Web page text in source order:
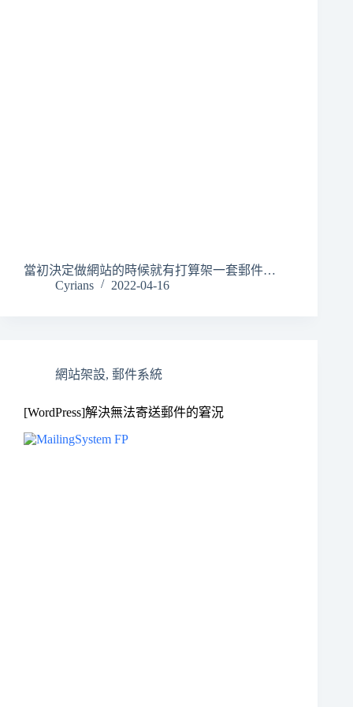
當初決定做網站的時候就有打算架一套郵件…
Cyrians
2022-04-16
網站架設, 郵件系統
[WordPress]解決無法寄送郵件的窘況